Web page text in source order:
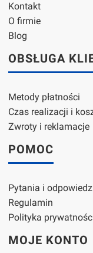
Kontakt
O firmie
Blog
OBSŁUGA
Metody płatności
Czas realizacji i
Zwroty i reklamacje
POMOC
Pytania i
Regulamin
Polityka
MOJE KONTO